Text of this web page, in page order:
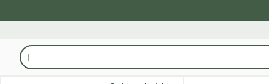
Product, merk, categorie...